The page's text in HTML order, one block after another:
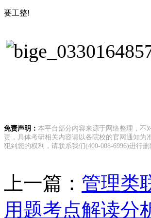
要工整!
免责声明： 本平台部分内容来源于网络整理，不
责，具体考研相关内容请以各院校的官网通知为
犯到您的权利，请联系我们(400-008-6996)进行删
上一篇： 管理类
用题考点解读分